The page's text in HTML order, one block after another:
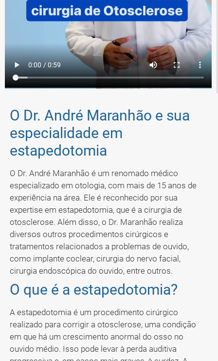
O Dr. André Maranhão e sua
especialidade em
estapedotomia
O Dr. André Maranhão é um renomado médico
especializado em otologia, com mais de 15 anos de
experiência na área. Ele é reconhecido por sua
expertise em estapedotomia, que é a cirurgia de
otosclerose. Além disso, o Dr. Maranhão realiza
diversos outros procedimentos cirúrgicos e
tratamentos relacionados a problemas de ouvido,
como implante coclear, cirurgia do nervo facial,
cirurgia endoscópica do ouvido, entre outros.
O que é a estapedotomia?
A estapedotomia é um procedimento cirúrgico
realizado para corrigir a otosclerose, uma condição
em que há um crescimento anormal do osso no
ouvido médio. Isso pode levar à perda auditiva